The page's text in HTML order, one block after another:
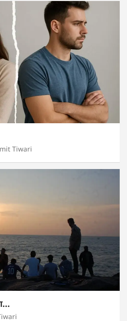
Tiwari